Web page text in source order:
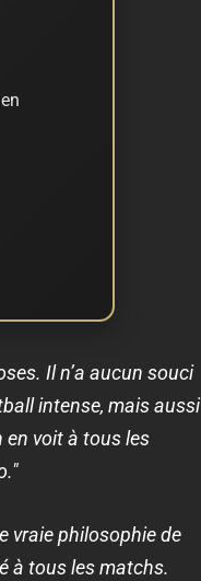
Il n’a aucun souci
intense, mais aussi
en voit à tous les
vraie philosophie de
à tous les matchs.